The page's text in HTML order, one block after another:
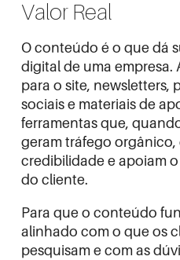
Valor Real
O conteúdo é o que dá
digital de uma empresa.
para o site, newsletters,
sociais e materiais de
ferramentas que,
geram tráfego
credibilidade e apoiam
do cliente.
Para que o conteúdo
alinhado com o que os
pesquisam e com as